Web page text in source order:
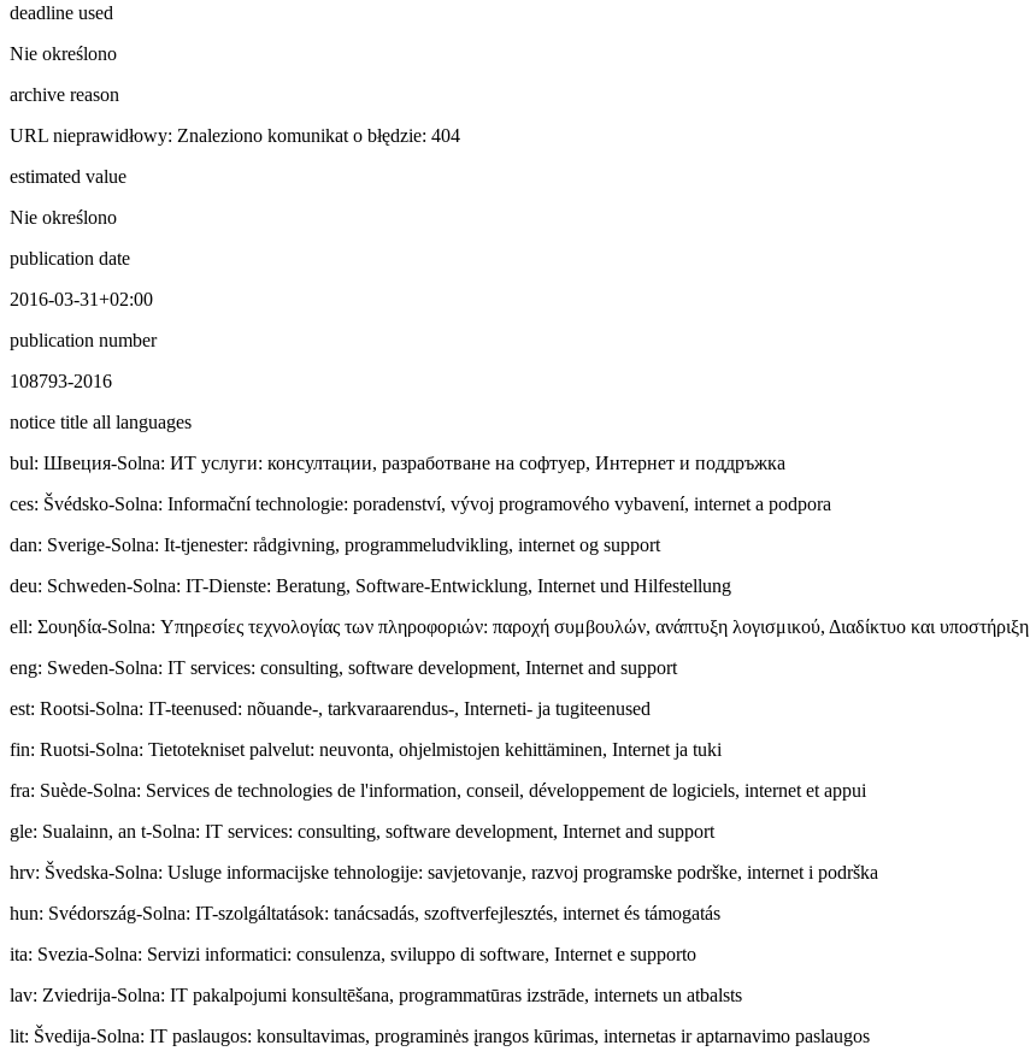
deadline used
Nie określono
archive reason
URL nieprawidłowy: Znaleziono komunikat o błędzie: 404
estimated value
Nie określono
publication date
2016-03-31+02:00
publication number
108793-2016
notice title all languages
bul: Швeция-Solna: ИТ услуги: консултации, разработване на софтуер, Интернет и поддръжка
ces: Švédsko-Solna: Informační technologie: poradenství, vývoj programového vybavení, internet a podpora
dan: Sverige-Solna: It-tjenester: rådgivning, programmeludvikling, internet og support
deu: Schweden-Solna: IT-Dienste: Beratung, Software-Entwicklung, Internet und Hilfestellung
ell: Σουηδία-Solna: Υπηρεσίες τεχνολογίας των πληροφοριών: παροχή συμβουλών, ανάπτυξη λογισμικού, Διαδίκτυο και υποστήριξη
eng: Sweden-Solna: IT services: consulting, software development, Internet and support
est: Rootsi-Solna: IT-teenused: nõuande-, tarkvaraarendus-, Interneti- ja tugiteenused
fin: Ruotsi-Solna: Tietotekniset palvelut: neuvonta, ohjelmistojen kehittäminen, Internet ja tuki
fra: Suède-Solna: Services de technologies de l'information, conseil, développement de logiciels, internet et appui
gle: Sualainn, an t-Solna: IT services: consulting, software development, Internet and support
hrv: Švedska-Solna: Usluge informacijske tehnologije: savjetovanje, razvoj programske podrške, internet i podrška
hun: Svédország-Solna: IT-szolgáltatások: tanácsadás, szoftverfejlesztés, internet és támogatás
ita: Svezia-Solna: Servizi informatici: consulenza, sviluppo di software, Internet e supporto
lav: Zviedrija-Solna: IT pakalpojumi konsultēšana, programmatūras izstrāde, internets un atbalsts
lit: Švedija-Solna: IT paslaugos: konsultavimas, programinės įrangos kūrimas, internetas ir aptarnavimo paslaugos